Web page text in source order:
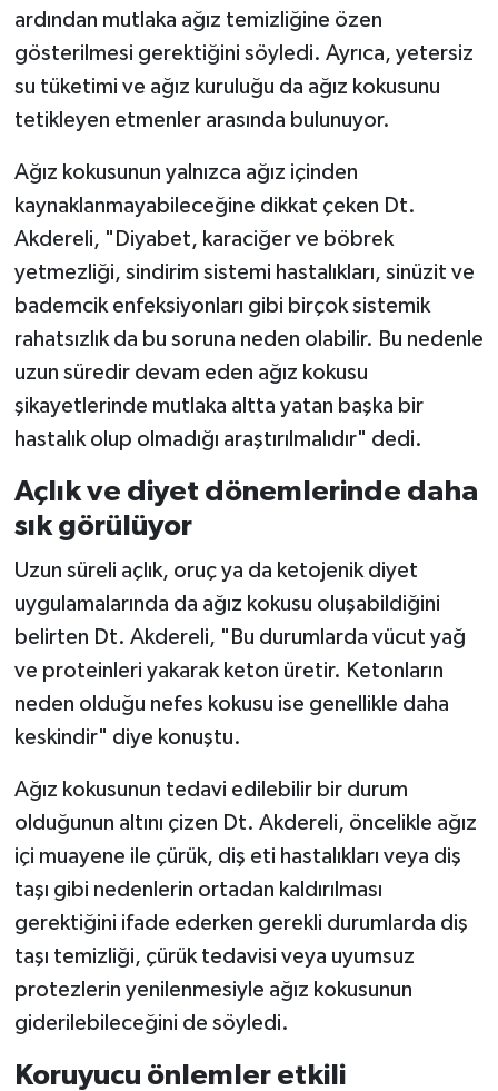
ardından mutlaka ağız temizliğine özen
gösterilmesi gerektiğini söyledi. Ayrıca, yetersiz
su tüketimi ve ağız kuruluğu da ağız kokusunu
tetikleyen etmenler arasında bulunuyor.
Ağız kokusunun yalnızca ağız içinden
kaynaklanmayabileceğine dikkat çeken Dt.
Akdereli, "Diyabet, karaciğer ve böbrek
yetmezliği, sindirim sistemi hastalıkları, sinüzit ve
bademcik enfeksiyonları gibi birçok sistemik
rahatsızlık da bu soruna neden olabilir. Bu nedenle
uzun süredir devam eden ağız kokusu
şikayetlerinde mutlaka altta yatan başka bir
hastalık olup olmadığı araştırılmalıdır" dedi.
Açlık ve diyet dönemlerinde daha
sık görülüyor
Uzun süreli açlık, oruç ya da ketojenik diyet
uygulamalarında da ağız kokusu oluşabildiğini
belirten Dt. Akdereli, "Bu durumlarda vücut yağ
ve proteinleri yakarak keton üretir. Ketonların
neden olduğu nefes kokusu ise genellikle daha
keskindir" diye konuştu.
Ağız kokusunun tedavi edilebilir bir durum
olduğunun altını çizen Dt. Akdereli, öncelikle ağız
içi muayene ile çürük, diş eti hastalıkları veya diş
taşı gibi nedenlerin ortadan kaldırılması
gerektiğini ifade ederken gerekli durumlarda diş
taşı temizliği, çürük tedavisi veya uyumsuz
protezlerin yenilenmesiyle ağız kokusunun
giderilebileceğini de söyledi.
Koruyucu önlemler etkili